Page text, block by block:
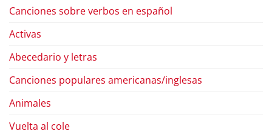
Canciones sobre verbos en español
Activas
Abecedario y letras
Canciones populares americanas/inglesas
Animales
Vuelta al cole